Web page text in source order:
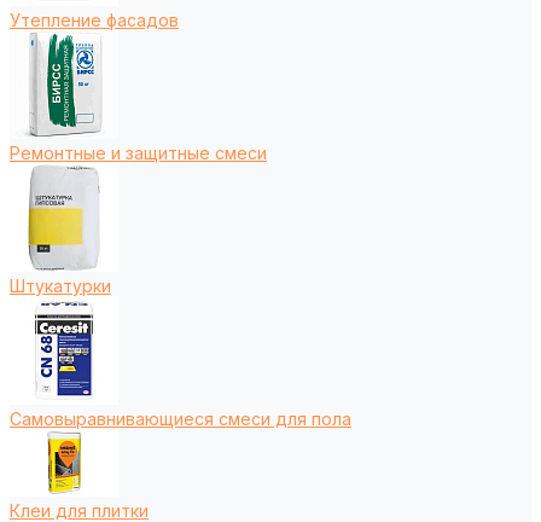
Утепление фасадов
Ремонтные и защитные смеси
Штукатурки
Самовыравнивающиеся смеси для пола
Клеи для плитки